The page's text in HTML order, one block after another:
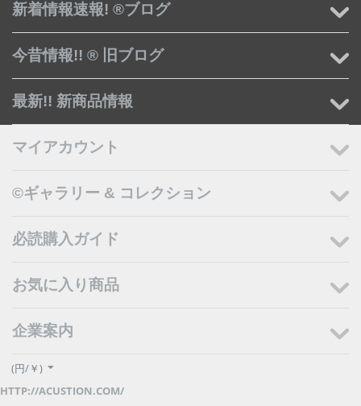
新着情報速報! ®ブログ
今昔情報!! ® 旧ブログ
最新!! 新商品情報
マイアカウント
©ギャラリー & コレクション
必読購入ガイド
お気に入り商品
企業案内
(円/￥)
HTTP://ACUSTION.COM/